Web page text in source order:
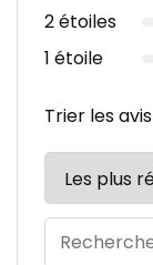
2 étoiles
1 étoile
Trier les avis